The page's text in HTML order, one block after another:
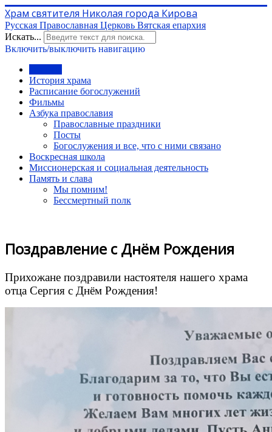
Храм святителя Николая города Кирова
Русская Православная Церковь Вятская епархия
Искать...
Включить/выключить навигацию
История храма
Расписание богослужений
Фильмы
Азбука православия
Православные праздники
Посты
Богослужения и все, что с ними связано
Воскресная школа
Миссионерская и социальная деятельность
Память и слава
Мы помним!
Бессмертный полк
Поздравление с Днём Рождения
Прихожане поздравили настоятеля нашего храма
отца Сергия с Днём Рождения!